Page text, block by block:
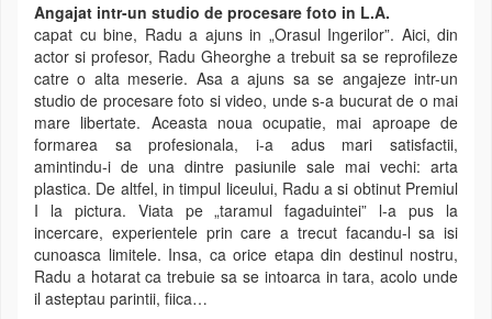
Angajat intr-un studio de procesare foto in L.A.
capat cu bine, Radu a ajuns in „Orasul Ingerilor”. Aici, din
actor si profesor, Radu Gheorghe a trebuit sa se reprofileze
catre o alta meserie. Asa a ajuns sa se angajeze intr-un
studio de procesare foto si video, unde s-a bucurat de o mai
mare libertate. Aceasta noua ocupatie, mai aproape de
formarea sa profesionala, i-a adus mari satisfactii,
amintindu-i de una dintre pasiunile sale mai vechi: arta
plastica. De altfel, in timpul liceului, Radu a si obtinut Premiul
I la pictura. Viata pe „taramul fagaduintei” l-a pus la
incercare, experientele prin care a trecut facandu-l sa isi
cunoasca limitele. Insa, ca orice etapa din destinul nostru,
Radu a hotarat ca trebuie sa se intoarca in tara, acolo unde
il asteptau parintii, fiica…